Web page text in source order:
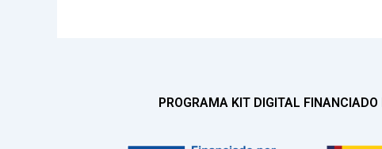
PROGRAMA KIT DIGITAL